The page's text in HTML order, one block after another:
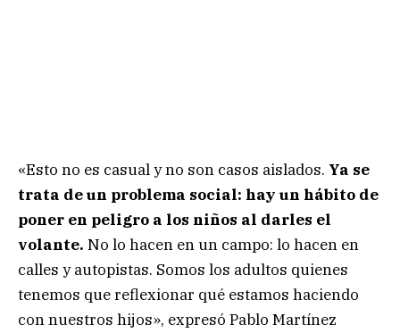
«Esto no es casual y no son casos aislados. Ya se
trata de un problema social: hay un hábito de
poner en peligro a los niños al darles el
volante. No lo hacen en un campo: lo hacen en
calles y autopistas. Somos los adultos quienes
tenemos que reflexionar qué estamos haciendo
con nuestros hijos», expresó Pablo Martínez